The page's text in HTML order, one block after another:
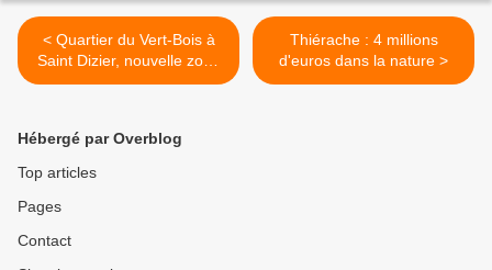
< Quartier du Vert-Bois à
Saint Dizier, nouvelle zone
de sécurité prioritaire
Thiérache : 4 millions
d'euros dans la nature >
Hébergé par Overblog
Top articles
Pages
Contact